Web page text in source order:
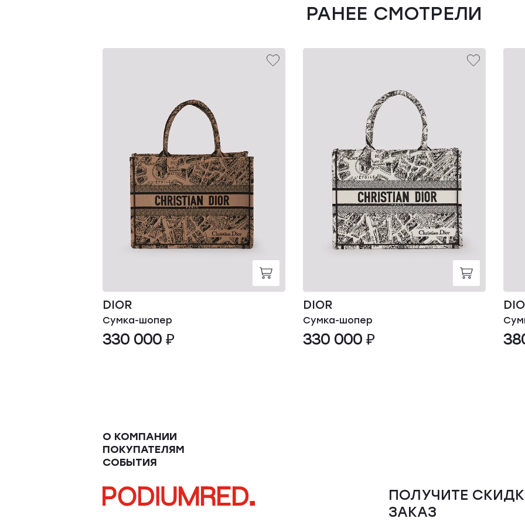
РАНЕЕ СМОТРЕЛИ
DIOR
Сумка-шопер
330 000 ₽
DIOR
Сумка-шопер
330 000 ₽
О КОМПАНИИ
ПОКУПАТЕЛЯМ
СОБЫТИЯ
ПОЛУЧИТЕ
ЗАКАЗ